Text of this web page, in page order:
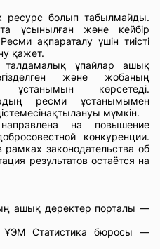
ресурс болып табылмайды.
ұсынылған және кейбір
ақпараталу үшін тиісті
қажет.
талдамалық ұпайлар ашық
және жобаның
ұстанымын көрсетеді.
ресми ұстанымымен
мүмкін.
на повышение
конкуренции.
законодательства об
результатов остаётся на
ашық деректер порталы —
ҰЭМ Статистика бюросы —